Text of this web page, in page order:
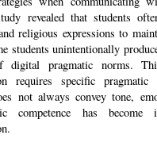
revealed that students
religious expressions to
students unintentionally
digital pragmatic norms.
requires specific
not always convey tone,
competence has